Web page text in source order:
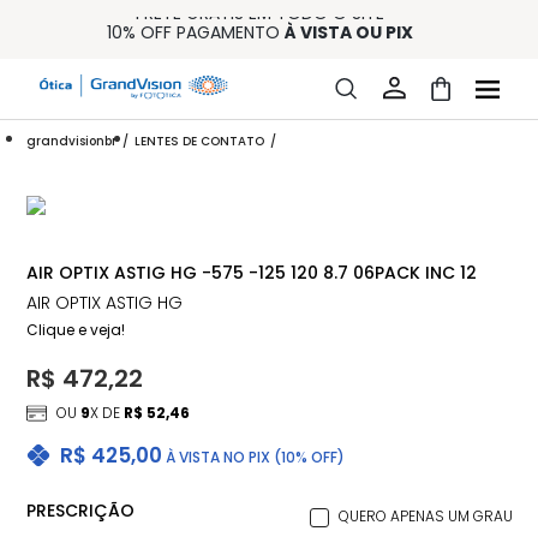
FRETE GRÁTIS EM TODO O SITE
10% OFF PAGAMENTO À VISTA OU PIX
15% OFF NA PRIMEIRA COMPRA (CONSULTE REGULAMENTO)
32% OFF NO COMBO - CONS. REG.
grandvisionbr LENTES DE CONTATO
AIR OPTIX ASTIG HG -575 -125 120 8.7 06PACK INC 12
AIR OPTIX ASTIG HG
Clique e veja!
R$ 425,00 À VISTA NO PIX (10% OFF)
R$ 472,22
OU 9X DE R$ 52,46
PRESCRIÇÃO QUERO APENAS UM GRAU